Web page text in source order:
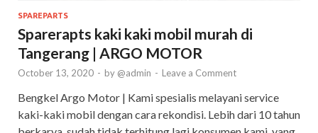
SPAREPARTS
Sparerapts kaki kaki mobil murah di
Tangerang | ARGO MOTOR
October 13, 2020 - by @admin - Leave a Comment
Bengkel Argo Motor | Kami spesialis melayani service
kaki-kaki mobil dengan cara rekondisi. Lebih dari 10 tahun